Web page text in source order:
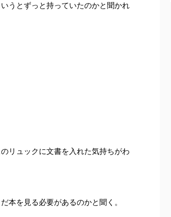
うとずっと持っていたのかと聞かれ
リュックに文書を入れた気持ちがわ
本を見る必要があるのかと聞く。